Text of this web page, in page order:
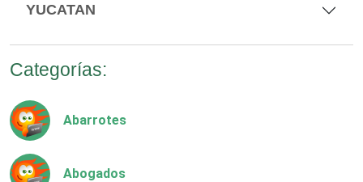
YUCATAN
Categorías:
Abarrotes
Abogados